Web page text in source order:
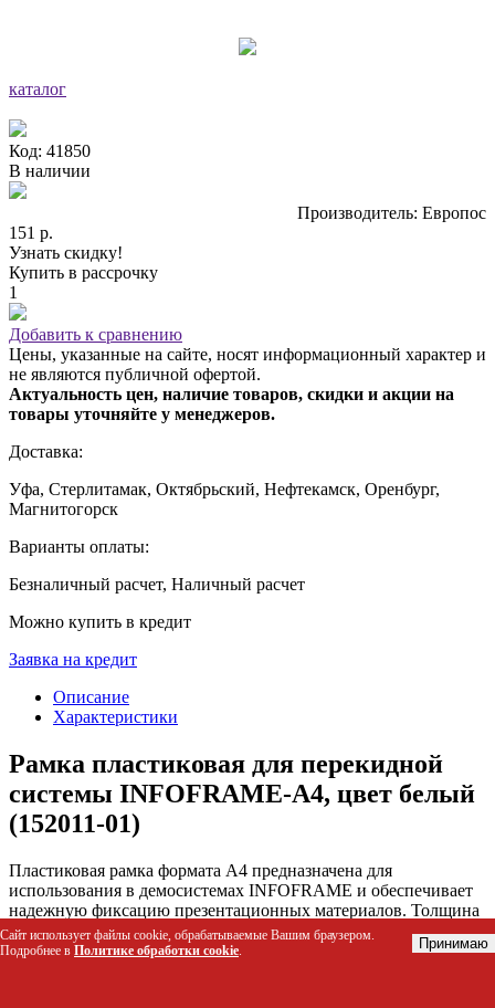
каталог
Код: 41850
В наличии
Производитель: Европос
151 р.
Узнать скидку!
Купить в рассрочку
1
Добавить к сравнению
Цены, указанные на сайте, носят информационный характер и
не являются публичной офертой.
Актуальность цен, наличие товаров, скидки и акции на
товары уточняйте у менеджеров.
Доставка:
Уфа, Стерлитамак, Октябрьский, Нефтекамск, Оренбург,
Магнитогорск
Варианты оплаты:
Безналичный расчет, Наличный расчет
Можно купить в кредит
Заявка на кредит
Описание
Характеристики
Рамка пластиковая для перекидной
системы INFOFRAME-A4, цвет белый
(152011-01)
Пластиковая рамка формата А4 предназначена для
использования в демосистемах INFOFRAME и обеспечивает
надежную фиксацию презентационных материалов. Толщина
держателя 6 мм позволяет размещать стандартные документы
и рекламные носители, защищая их от повреждений
Сайт использует файлы cookie, обрабатываемые Вашим браузером.
Подробнее в Политике обработки cookie. Принимаю